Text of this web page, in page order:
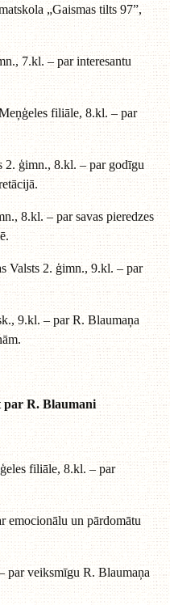
„Gaismas tilts 97”,
7.kl. – par interesantu
filiāle, 8.kl. – par
2. ģimn., 8.kl. – par godīgu
8.kl. – par savas pieredzes
Valsts 2. ģimn., 9.kl. – par
9.kl. – par R. Blaumaņa
par R. Blaumani
filiāle, 8.kl. – par
emocionālu un pārdomātu
par veiksmīgu R. Blaumaņa